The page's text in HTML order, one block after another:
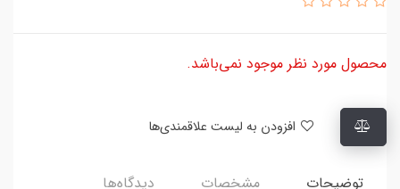
محصول مورد نظر موجود نمی‌باشد.
توضیحات مشخصات دیدگاه‌ها